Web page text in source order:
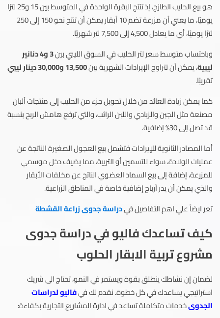
هو بيع الحليب الطازج، إذ تنتج البقرة الواحدة في المتوسط بين 15 و25 لترًا
يوميًا، ما يعني أن مزرعة تضم 10 أبقار يمكن أن تنتج نحو 150 إلى 250
لترًا يوميًا، أي ما يعادل 4,500 إلى 7,500 لتر شهريًا.
وباحتساب متوسط سعر لتر الحليب في السوق الليبي بين
3 و4 دنانير
ليبية، يمكن أن تتراوح الإيرادات الشهرية بين13,500 و30,000 دينار ليبي
تقريبًا.
كما يمكن زيادة العائد من خلال تحويل جزء من الحليب إلى منتجات ألبان
مصنعة مثل الجبن والزبادي واللبن الرائب، والتي ترفع هامش الربح بنسبة
قد تصل إلى 30% إضافية.
أما المصادر الثانوية للإيرادات فتشمل بيع العجول الصغيرة الناتجة عن
عمليات الولادة، سواء للتسمين أو التربية، مما يضيف دخل موسمي
للمزرعة، إضافة إلى بيع السماد العضوي الناتج عن مخلفات الأبقار
والذي يمكن أن يدر أرباح إضافية خاصة في المناطق الزراعية.
تعر ايضاً علي اهم التفاصيل فيدراسة جدوى زراعة القشطة
كيف تساعدك فاليو في دراسة جدوى
مشروع تربية الابقار الحلوب
لضمان إن نشاطك ينطلق بقوة ويستمر في النمو، تحتاج الى شريك
استراتيجي يساعدك في كل خطوة. نقدم لك فيفاليو لدراسات
الجدوىخدمات متكاملة تساعد في ادارة المشاريع التجارية بكفاءة: